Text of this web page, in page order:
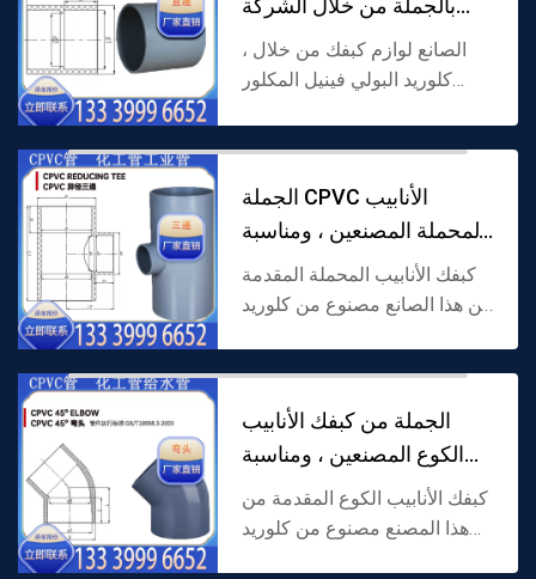
بالجملة من خلال الشركة
المصنعة ، وم
الصانع لوازم كبفك من خلال ،
كلوريد البولي فينيل المكلور
الجملة CPVC الأنابيب
المحملة المصنعين ، ومناسبة
لاحتياجات ات
كبفك الأنابيب المحملة المقدمة
من هذا الصانع مصنوع من كلوريد
الأنابيب تحويل / ال...
الجملة من كبفك الأنابيب
الكوع المصنعين ، ومناسبة
لاحتياجات ا
كبفك الأنابيب الكوع المقدمة من
هذا المصنع مصنوع من كلوريد